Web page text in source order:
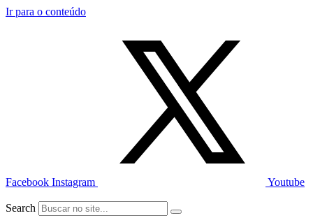
Ir para o conteúdo
Facebook Instagram Youtube
Search